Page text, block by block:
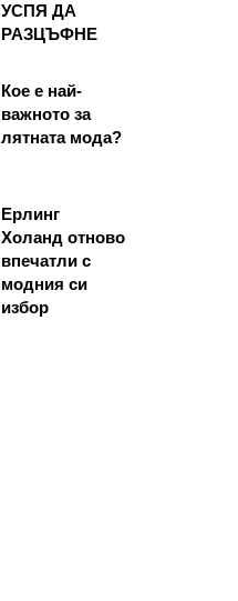
УСПЯ ДА
РАЗЦЪФНЕ
Кое е най-
важното за
лятната мода?
Ерлинг
Холанд отново
впечатли с
модния си
избор